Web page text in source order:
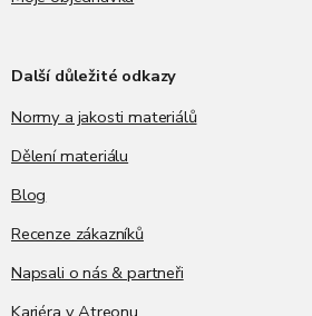
Další důležité odkazy
Normy a jakosti materiálů
Dělení materiálu
Blog
Recenze zákazníků
Napsali o nás & partneři
Kariéra v Atreonu